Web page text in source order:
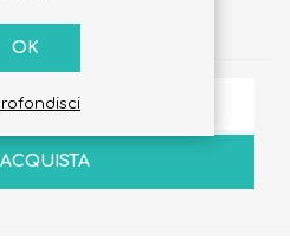
LISTA DEI DESIDERI
ACQUISTA
OK